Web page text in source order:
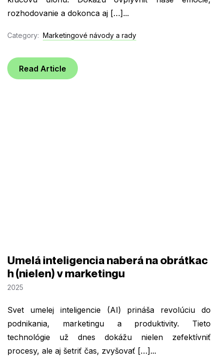
rozhodovanie a dokonca aj […]...
Category: Marketingové návody a rady
Read Article
Umelá inteligencia naberá na obrátkac
h (nielen) v marketingu
2025
Svet umelej inteligencie (AI) prináša revolúciu do
podnikania, marketingu a produktivity. Tieto
technológie už dnes dokážu nielen zefektívniť
procesy, ale aj šetriť čas, zvyšovať […]...